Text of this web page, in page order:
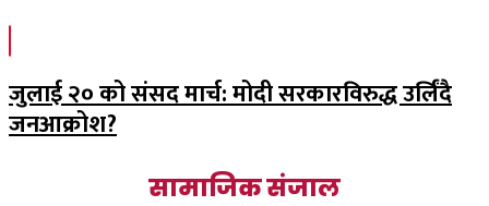
जुलाई २० को संसद मार्च: मोदी सरकारविरुद्ध उर्लिंदै
जनआक्रोश?
सामाजिक संजाल